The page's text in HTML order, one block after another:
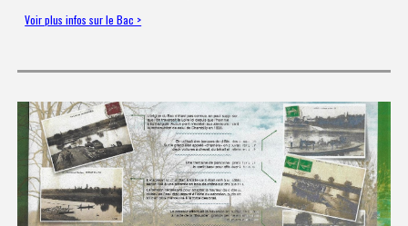
Voir plus infos sur le Bac >